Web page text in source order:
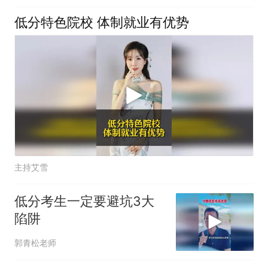
低分特色院校 体制就业有优势
主持艾雪
低分考生一定要避坑3大
陷阱
郭青松老师